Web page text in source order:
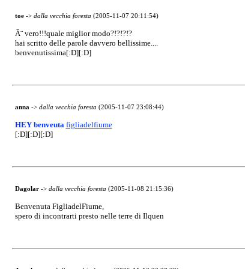
toe-> dalla vecchia foresta (2005-11-07 20:11:54)
Ã¨ vero!!!quale miglior modo?!?!?!?
hai scritto delle parole davvero bellissime....
benvenutissima[:D][:D]
anna -> dalla vecchia foresta (2005-11-07 23:08:44)
HEY benveuta figliadelfiume
[:D][:D][:D]
Dagolar-> dalla vecchia foresta (2005-11-08 21:15:36)
Benvenuta FigliadelFiume,
spero di incontrarti presto nelle terre di Ilquen